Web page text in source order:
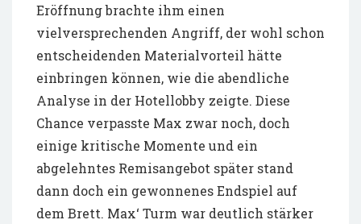
Eröffnung brachte ihm einen
vielversprechenden Angriff, der wohl schon
entscheidenden Materialvorteil hätte
einbringen können, wie die abendliche
Analyse in der Hotellobby zeigte. Diese
Chance verpasste Max zwar noch, doch
einige kritische Momente und ein
abgelehntes Remisangebot später stand
dann doch ein gewonnenes Endspiel auf
dem Brett. Max‘ Turm war deutlich stärker